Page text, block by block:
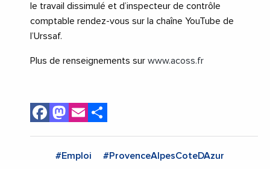
le travail dissimulé et d’inspecteur de contrôle
comptable rendez-vous sur la chaîne YouTube de
l’Urssaf.
Plus de renseignements sur www.acoss.fr
Facebook
Mastodon
Email
#Emploi #ProvenceAlpesCoteDAzur